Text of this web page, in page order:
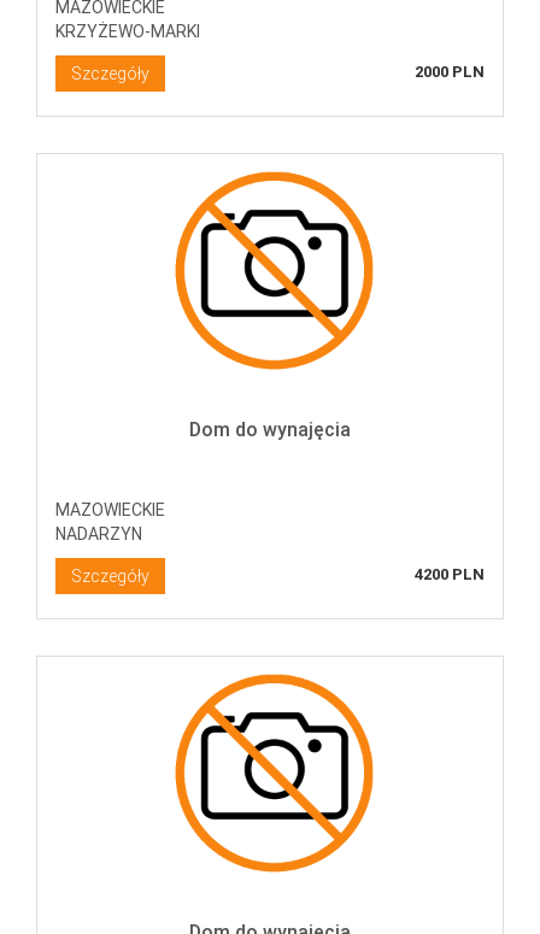
MAZOWIECKIE
KRZYŻEWO-MARKI
Szczegóły 2000 PLN
Dom do wynajęcia
MAZOWIECKIE
NADARZYN
Szczegóły 4200 PLN